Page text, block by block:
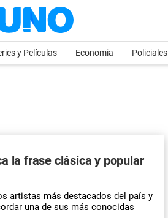
y Películas Economia Policiales
la frase clásica y popular
artistas más destacados del país y
una de sus más conocidas